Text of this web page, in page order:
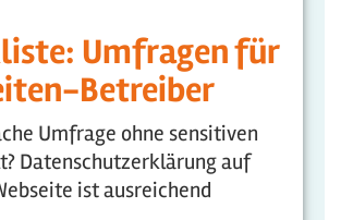
Umfragen für
Betreiber
Umfrage ohne sensitiven
Datenschutzerklärung auf
ist ausreichend